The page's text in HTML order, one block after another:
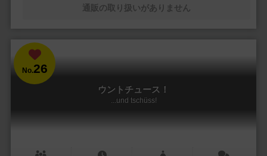
通販の取り扱いがありません
No.26
ウントチュース！
...und tschüss!